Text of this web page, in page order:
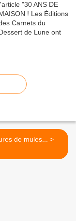
Lectures de mules... >